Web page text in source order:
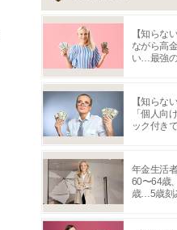
【知らな
ながら高
い…最強
【知らな
「個人向
ック付き
年金生活
60〜64歳
歳…5歳刻